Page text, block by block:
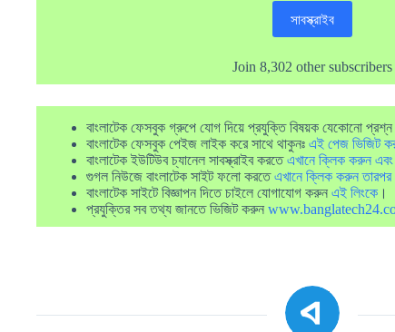
সাবস্ক্রাইব
Join 8,302 other subscribers
বাংলাটেক ফেসবুক গ্রুপে যোগ দিয়ে প্রযুক্তি বিষয়ক যেকোনো
বাংলাটেক ফেসবুক পেইজ লাইক করে সাথে থাকুনঃ এই পেজ ভিজিট
বাংলাটেক ইউটিউব চ্যানেল সাবস্ক্রাইব করতেএখানে ক্লিক করুন
গুগল নিউজে বাংলাটেক সাইট ফলো করতেএখানে ক্লিক করুন
বাংলাটেক সাইটে বিজ্ঞাপন দিতে চাইলে যোগাযোগ করুন এই লিংকে ।
প্রযুক্তির সব তথ্য জানতে ভিজিট করুন